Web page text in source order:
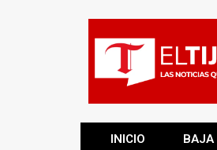
INICIO BAJA